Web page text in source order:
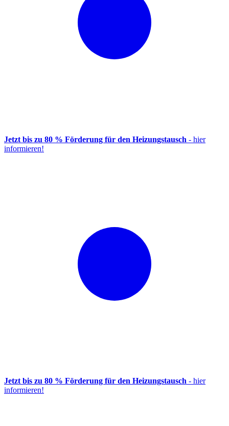
Jetzt bis zu 80 % Förderung für den Heizungstausch - hier
informieren!
Jetzt bis zu 80 % Förderung für den Heizungstausch - hier
informieren!